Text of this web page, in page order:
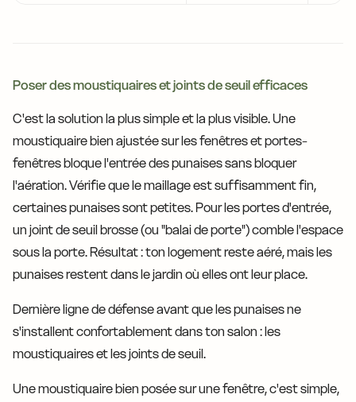
Poser des moustiquaires et joints de seuil efficaces
C'est la solution la plus simple et la plus visible. Une
moustiquaire bien ajustée sur les fenêtres et portes-
fenêtres bloque l'entrée des punaises sans bloquer
l'aération. Vérifie que le maillage est suffisamment fin,
certaines punaises sont petites. Pour les portes d'entrée,
un joint de seuil brosse (ou "balai de porte") comble l'espace
sous la porte. Résultat : ton logement reste aéré, mais les
punaises restent dans le jardin où elles ont leur place.
Dernière ligne de défense avant que les punaises ne
s'installent confortablement dans ton salon : les
moustiquaires et les joints de seuil.
Une moustiquaire bien posée sur une fenêtre, c'est simple,